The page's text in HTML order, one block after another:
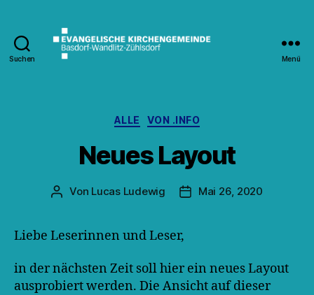
Suchen Menü
Kategorien
ALLE VON .INFO
Neues Layout
Beitragsautor
Von Lucas Ludewig Veröffentlichungsdatum
Mai 26, 2020
Liebe Leserinnen und Leser,
in der nächsten Zeit soll hier ein neues Layout
ausprobiert werden. Die Ansicht auf dieser